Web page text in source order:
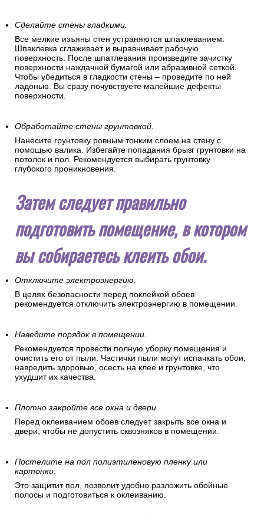
Сделайте стены гладкими.
Все мелкие изъяны стен устраняются шпаклеванием.
Шпаклевка сглаживает и выравнивает рабочую
поверхность. После шпатлевания произведите зачистку
поверхности наждачной бумагой или абразивной сеткой.
Чтобы убедиться в гладкости стены – проведите по ней
ладонью. Вы сразу почувствуете малейшие дефекты
поверхности.
Обработайте стены грунтовкой.
Нанесите грунтовку ровным тонким слоем на стену с
помощью валика. Избегайте попадания брызг грунтовки на
потолок и пол. Рекомендуется выбирать грунтовку
глубокого проникновения.
Затем следует правильно
подготовить помещение, в котором
вы собираетесь клеить обои.
Отключите электроэнергию.
В целях безопасности перед поклейкой обоев
рекомендуется отключить электроэнергию в помещении.
Наведите порядок в помещении.
Рекомендуется провести полную уборку помещения и
очистить его от пыли. Частички пыли могут испачкать обои,
навредить здоровью, осесть на клее и грунтовке, что
ухудшит их качества.
Плотно закройте все окна и двери.
Перед оклеиванием обоев следует закрыть все окна и
двери, чтобы не допустить сквозняков в помещении.
Постелите на пол полиэтиленовую пленку или
картонки.
Это защитит пол, позволит удобно разложить обойные
полосы и подготовиться к оклеиванию.